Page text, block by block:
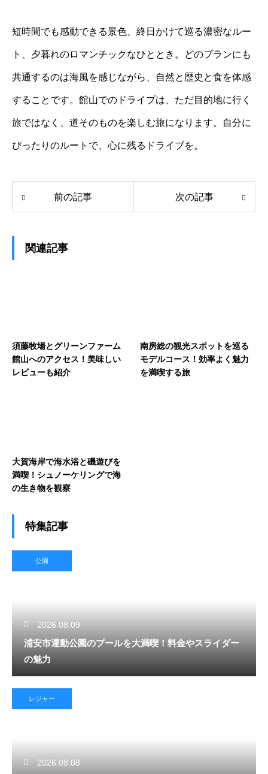
短時間でも感動できる景色、終日かけて巡る濃密なルー
ト、夕暮れのロマンチックなひととき。どのプランにも
共通するのは海風を感じながら、自然と歴史と食を体感
することです。館山でのドライブは、ただ目的地に行く
旅ではなく、道そのものを楽しむ旅になります。自分に
ぴったりのルートで、心に残るドライブを。
前の記事 次の記事
関連記事
須藤牧場とグリーンファーム
館山へのアクセス！美味しい
レビューも紹介
南房総の観光スポットを巡る
モデルコース！効率よく魅力
を満喫する旅
大賀海岸で海水浴と磯遊びを
満喫！シュノーケリングで海
の生き物を観察
特集記事
公園
2026.08.09
浦安市運動公園のプールを大満喫！料金やスライダー
の魅力
レジャー
2026.08.08